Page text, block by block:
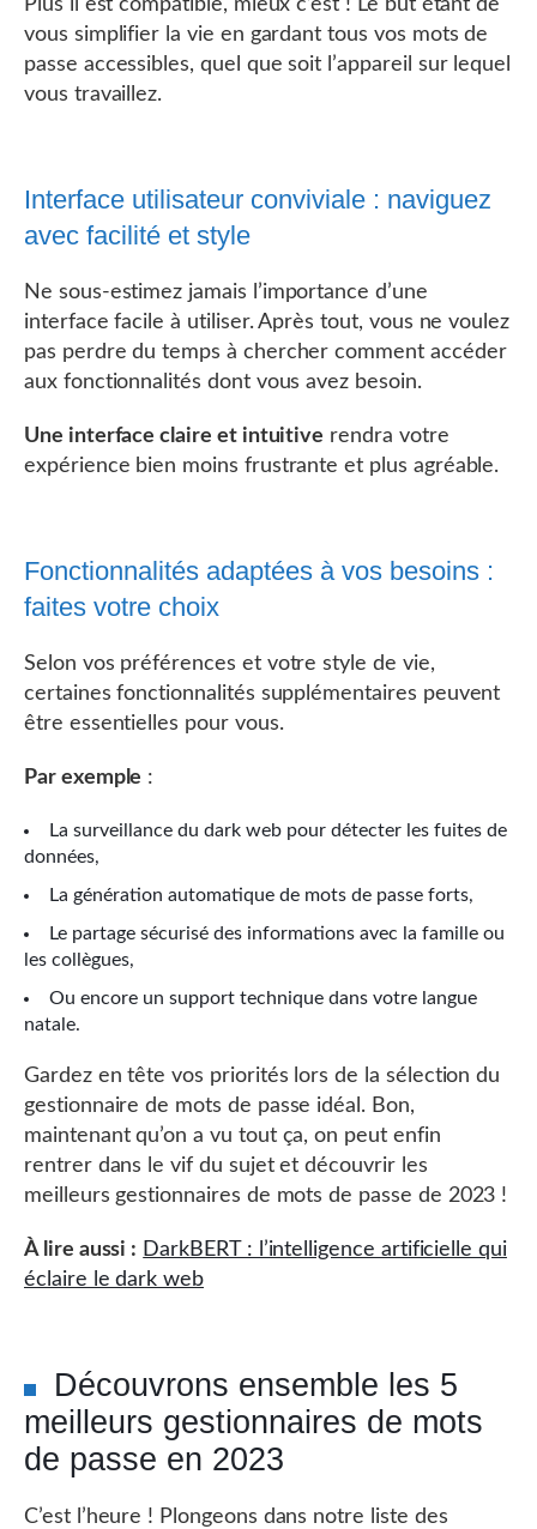
Plus il est compatible, mieux c’est ! Le but étant de
vous simplifier la vie en gardant tous vos mots de
passe accessibles, quel que soit l’appareil sur lequel
vous travaillez.
Interface utilisateur conviviale : naviguez
avec facilité et style
Ne sous-estimez jamais l’importance d’une
interface facile à utiliser. Après tout, vous ne voulez
pas perdre du temps à chercher comment accéder
aux fonctionnalités dont vous avez besoin.
Une interface claire et intuitive rendra votre
expérience bien moins frustrante et plus agréable.
Fonctionnalités adaptées à vos besoins :
faites votre choix
Selon vos préférences et votre style de vie,
certaines fonctionnalités supplémentaires peuvent
être essentielles pour vous.
Par exemple :
La surveillance du dark web pour détecter les fuites de
données,
La génération automatique de mots de passe forts,
Le partage sécurisé des informations avec la famille ou
les collègues,
Ou encore un support technique dans votre langue
natale.
Gardez en tête vos priorités lors de la sélection du
gestionnaire de mots de passe idéal. Bon,
maintenant qu’on a vu tout ça, on peut enfin
rentrer dans le vif du sujet et découvrir les
meilleurs gestionnaires de mots de passe de 2023 !
À lire aussi : DarkBERT : l’intelligence artificielle qui
éclaire le dark web
Découvrons ensemble les 5
meilleurs gestionnaires de mots
de passe en 2023
C’est l’heure ! Plongeons dans notre liste des